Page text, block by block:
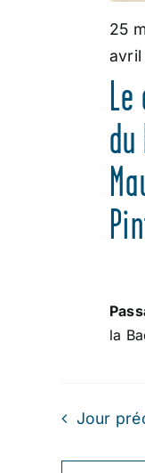
2025
25
avril
la
Jour